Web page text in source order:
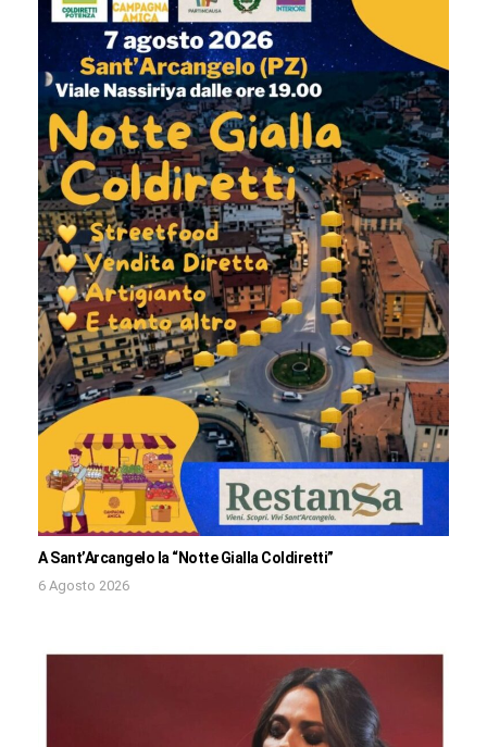
A Sant’Arcangelo la “Notte Gialla Coldiretti”
6 Agosto 2026